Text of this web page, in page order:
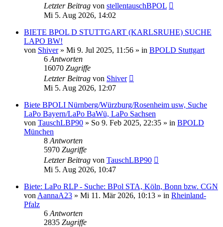
Letzter Beitrag von stellentauschBPOL
Mi 5. Aug 2026, 14:02
BIETE BPOL D STUTTGART (KARLSRUHE) SUCHE
LAPO BW!
von Shiver» Mi 9. Jul 2025, 11:56 » in BPOLD Stuttgart
6 Antworten
16070 Zugriffe
Letzter Beitrag von Shiver
Mi 5. Aug 2026, 12:07
Biete BPOLI Nürnberg/Würzburg/Rosenheim usw, Suche
LaPo Bayern/LaPo BaWü, LaPo Sachsen
von TauschLBP90 » So 9. Feb 2025, 22:35 » in BPOLD
München
8 Antworten
5970 Zugriffe
Letzter Beitrag von TauschLBP90
Mi 5. Aug 2026, 10:47
Biete: LaPo RLP - Suche: BPol STA, Köln, Bonn bzw. CGN
von AannaA23 » Mi 11. Mär 2026, 10:13 » in Rheinland-
Pfalz
6 Antworten
2835 Zugriffe